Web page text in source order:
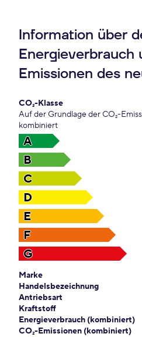
Information über
Energieverbrauch
Emissionen des
CO₂-Klasse
Auf der Grundlage der CO₂-
kombiniert
A
B
C
D
E
F
G
Marke
Handelsbezeichnung
Antriebsart
Kraftstoff
Energieverbrauch (kombiniert)
CO₂-Emissionen (kombiniert)